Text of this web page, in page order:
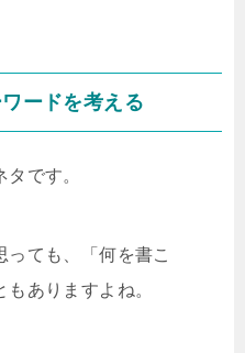
ードを考える
です。
ても、「何を書こ
ありますよね。